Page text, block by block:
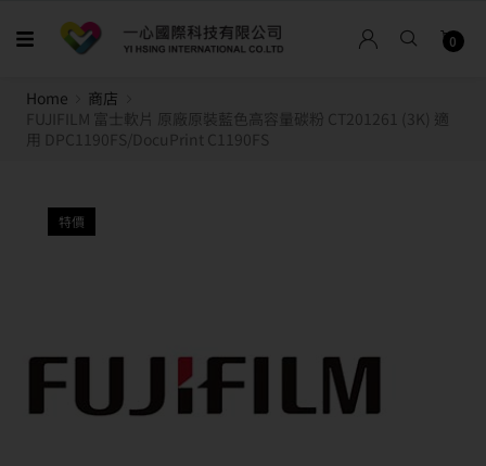
0
Home
商店
FUJIFILM 富士軟片 原廠原裝藍色高容量碳粉 CT201261 (3K) 適
用 DPC1190FS/DocuPrint C1190FS
特價